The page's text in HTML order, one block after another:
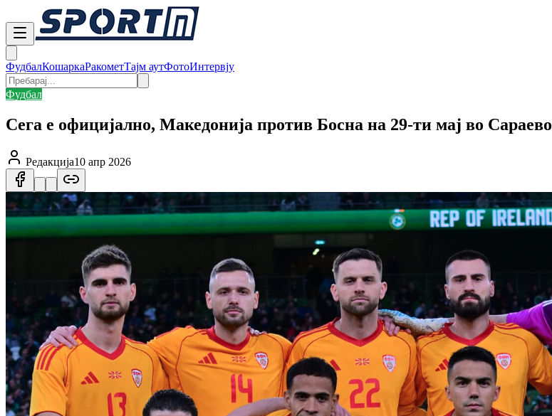
ФудбалКошаркаРакометТајм аутФотоИнтервју
Фудбал
Сега е официјално, Македонија против Босна на 29-ти мај во Сараево
Редакција10 апр 2026